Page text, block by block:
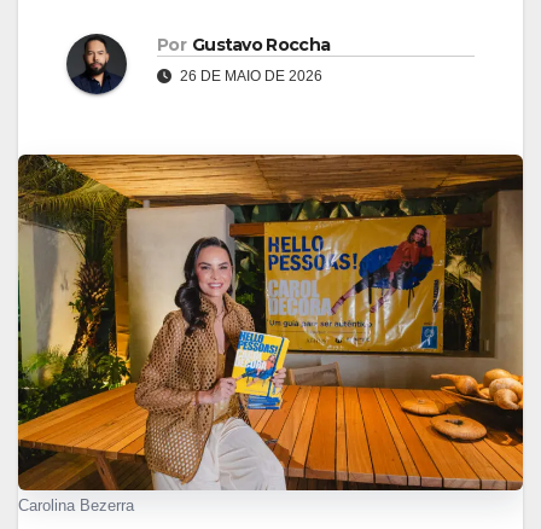
Por Gustavo Roccha
26 DE MAIO DE 2026
Carolina Bezerra